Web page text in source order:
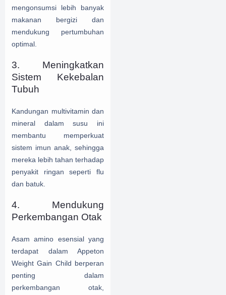
mengonsumsi lebih banyak
makanan bergizi dan
mendukung pertumbuhan
optimal.
3. Meningkatkan
Sistem Kekebalan
Tubuh
Kandungan multivitamin dan
mineral dalam susu ini
membantu memperkuat
sistem imun anak, sehingga
mereka lebih tahan terhadap
penyakit ringan seperti flu
dan batuk.
4. Mendukung
Perkembangan Otak
Asam amino esensial yang
terdapat dalam Appeton
Weight Gain Child berperan
penting dalam
perkembangan otak,